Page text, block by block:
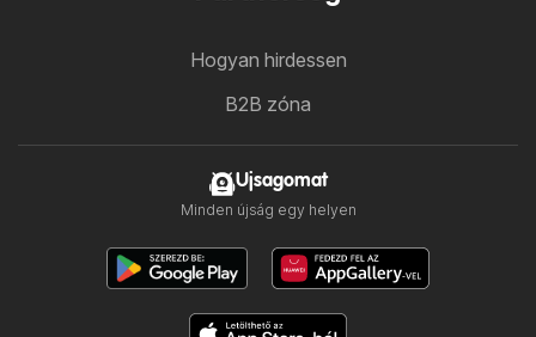
Hogyan hirdessen
B2B zóna
Ujsagomat
Minden újság egy helyen